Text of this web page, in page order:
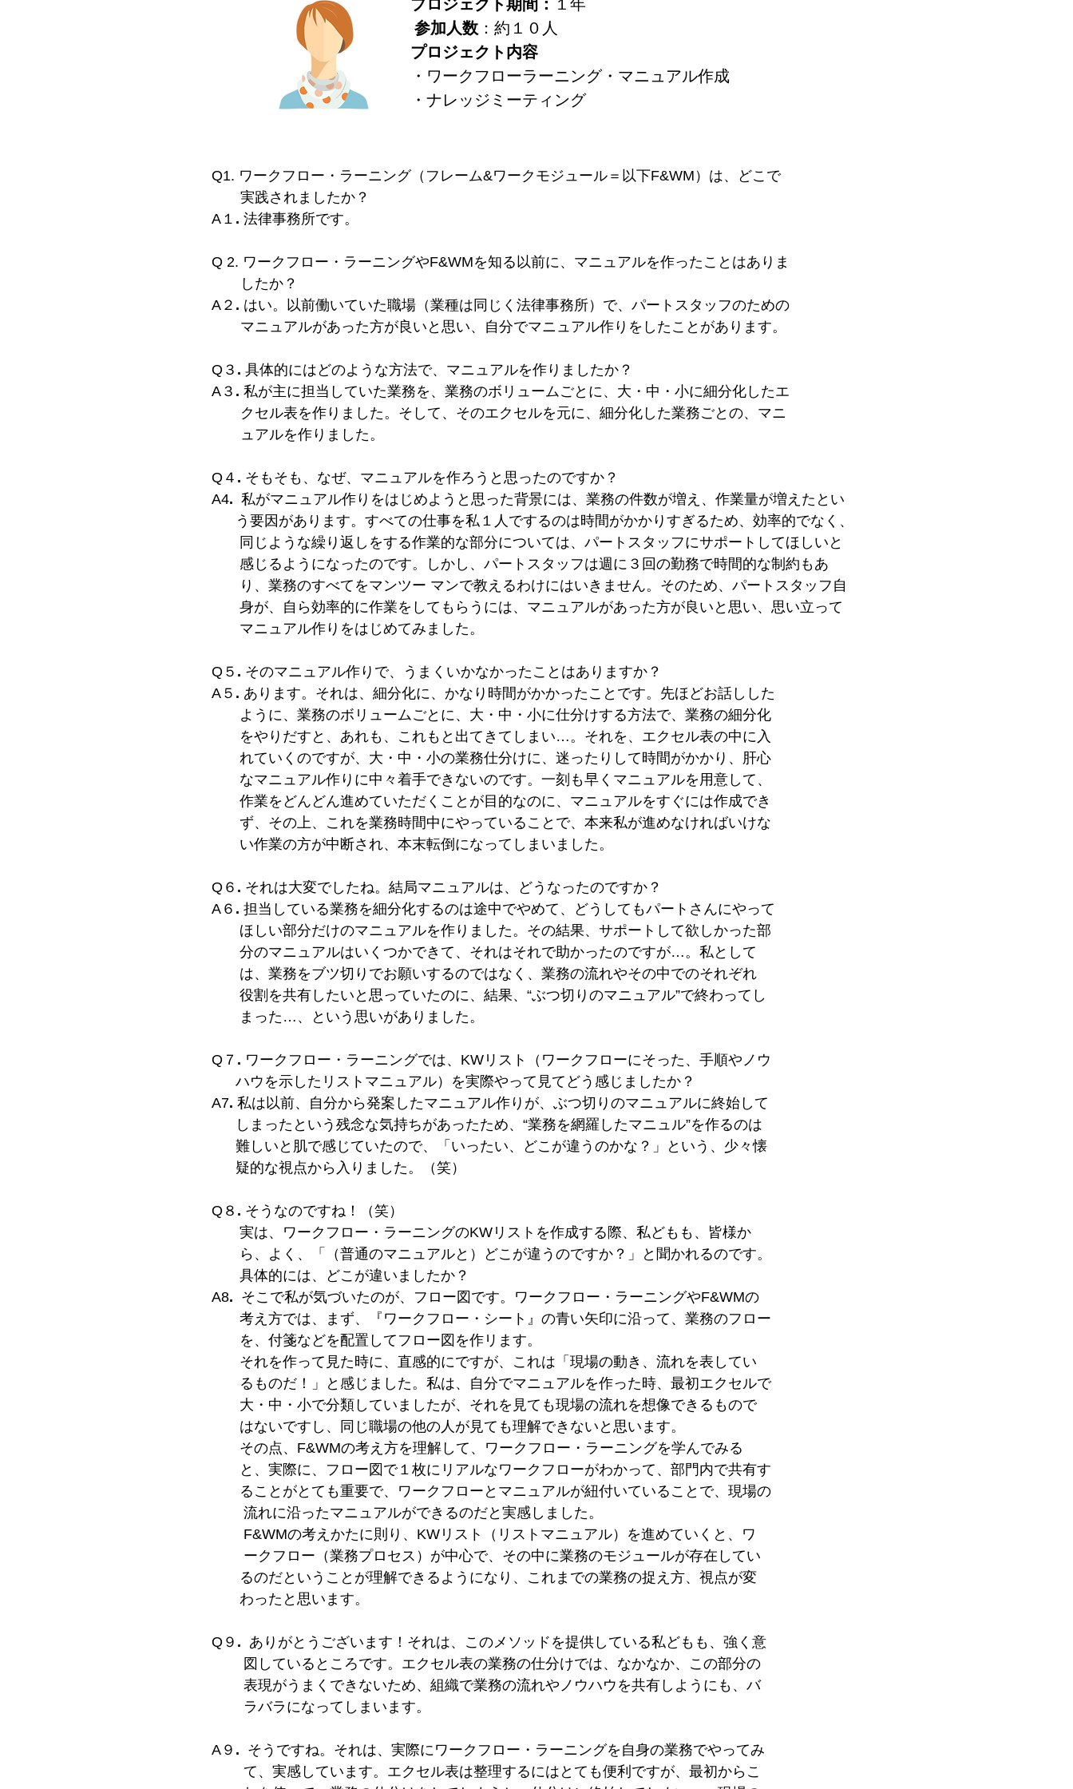
​ 参加人数：約１０人
プロジェクト内容
・ワークフローラーニング・マニュアル作成
・ナレッジミーティング
Q1. ワークフロー・ラーニング（フレーム&ワークモジュール＝以下F&WM）は、どこで
実践されましたか？
A１ . 法律事務所です。
Q 2. ワークフロー・ラーニングやF&WMを知る以前に、マニュアルを作ったことはありま
したか？
A２ . はい。以前働いていた職場（業種は同じく法律事務所）で、パートスタッフのための
マニュアルがあった方が良いと思い、自分でマニュアル作りをしたことがあります。
Q３ . 具体的にはどのような方法で、マニュアルを作りましたか？
A３ . 私が主に担当していた業務を、業務のボリュームごとに、大・中・小に細分化したエ
クセル表を作りました。そして、そのエクセルを元に、細分化した業務ごとの、マニ
ュアルを作りました。
Q４ . そもそも、なぜ、マニュアルを作ろうと思ったのですか？
A4. 私がマニュアル作りをはじめようと思った背景には、業務の件数が増え、作業量が増えたとい
う要因があります。すべての仕事を私１人でするのは時間がかかりすぎるため、効率的でなく、
同じような繰り 返しをする作業的な部分については、パートスタッフにサポートしてほしいと
感 じるようになったのです。しかし、 パートスタッフは週に３回の勤務で時間的な制約もあ
り、 業務のすべてをマンツー マンで教えるわけにはいきません。そのため、パートスタッフ自
身が、自ら効率的に作業をしてもらうには、マニュアルがあった方が良いと思い、思い立って
マニュアル作りをはじめてみました。
Q５ . そのマニュアル作りで、うまくいかなかったことはありますか？
A５ . あります。それは、細分化に、かなり時間がかかったことです。先ほどお話しした
ように、業務のボリュームごとに、大・中・小に仕分けする方法で、業務の細分化
をやりだすと、あれも、これもと出てきてしまい…。それを、エクセル表の中に入
れていくのですが、大・中・小の業務仕分けに、迷ったりして時間がかかり、肝心
なマニュアル作りに中々着手できないのです。一刻も早くマニュアルを用意して、
作業をどんどん進めていただくことが目的なのに、マニュアルをすぐには作成でき
ず、その上、これを業務時間中にやっていることで、本来私が進めなければいけな
い作業の方が中断され、本末転倒になってしまいました。
Q６ . それは大変でしたね。結局マニュアルは、どうなったのですか？
A６ . 担当している業務を細分化するのは途中でやめて、どうしてもパートさんにやって
ほしい部分だけのマニュアルを作りました。その結果、サポートして欲しかった部
分のマニュアルはいくつかできて、それはそれで助かったのですが…。私として
は、業務をブツ切りでお願いするのではなく、業務の流れやその中でのそれぞれ
役割を共有したいと思っていたのに、結果、“ぶつ切りのマニュアル”で終わってし
まった…、という思いがありました。
Q７ . ワークフロー・ラーニングでは、KWリスト（ワークフローにそった、手順やノウ
ハウを示したリストマニュアル）を実際やって見てどう感じましたか？
A7. 私は以前、自分から発案したマニュアル作りが、ぶつ切りのマニュアルに終始して
しまったという残念な気持ちがあったため、“業務を網羅したマニュル”を作るのは
難しいと肌で感じていたので、「いったい、どこが違うのかな？」という、少々懐
疑的な視点から入りました。（笑）
Q８ . そうなのですね！（笑）
実は、ワークフロー・ラーニングのKWリストを作成する際、私どもも、皆様か
ら、よく、「（普通のマニュアルと）どこが違うのですか？」と聞かれるのです。
具体的には、どこが違いましたか？
A8. そこで私が気づいたのが、フロー図です。ワークフロー・ラーニングやF&WMの
考え方では、まず、『ワークフロー・シート』の青い矢印に沿って、業務のフロー
を、付箋などを配置してフロー図を作リます。
それを作って見た時に、直感的にですが、これは「現場の動き、流れを表してい
るものだ！」と感じました。私は、自分でマニュアルを作った時、最初エクセルで
大・中・小で分類していましたが、それを見ても現場の流れを想像できるもので
はないですし、同じ職場の他の人が見ても理解できないと思います。
その点、F&WMの考え方を理解して、ワークフロー・ラーニングを学んでみる
と、実際に、フロー図で１枚にリアルなワークフローがわかって、部門内で共有す
ることがとても重要で、ワークフローとマニュアルが紐付いていることで、現場の
流れに沿ったマニュアルができるのだと実感しました。
F&WMの考えかたに則り、KWリスト（リストマニュアル）を進めていくと、ワ
ークフロー（業務プロセス）が中心で、その中に業務のモジュールが存在してい
るのだということが理解できるようになり、これまでの業務の捉え方、視点が変
わったと思います。
Q９ . ありがとうございます！それは、このメソッドを提供している私どもも、強く意
図しているところです。エクセル表の業務の仕分けでは、なかなか、この部分の
表現がうまくできないため、組織で業務の流れやノウハウを共有しようにも、バ
ラバラになってしまいます。
A９ . そうですね。それは、実際にワークフロー・ラーニングを自身の業務でやってみ
て、実感しています。エクセル表は整理するにはとても便利ですが、最初からこ